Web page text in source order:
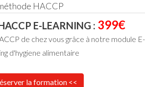
HACCP
E-LEARNING : 399€
de chez vous grâce à notre module E-
d'hygiene alimentaire
la formation <<